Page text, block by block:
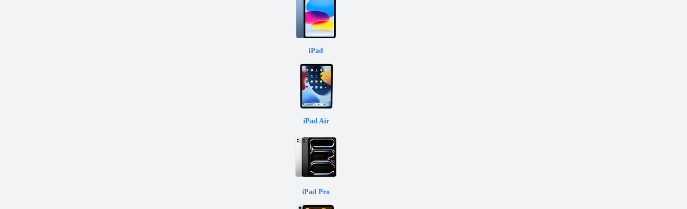
iPad
iPad Air
iPad Pro